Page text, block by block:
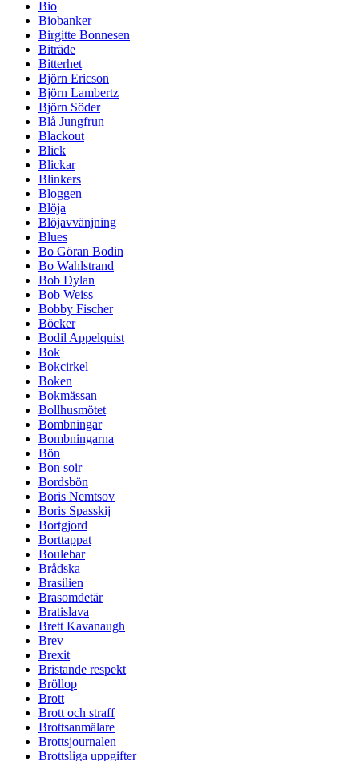
Bio
Biobanker
Birgitte Bonnesen
Biträde
Bitterhet
Björn Ericson
Björn Lambertz
Björn Söder
Blå Jungfrun
Blackout
Blick
Blickar
Blinkers
Bloggen
Blöja
Blöjavvänjning
Blues
Bo Göran Bodin
Bo Wahlstrand
Bob Dylan
Bob Weiss
Bobby Fischer
Böcker
Bodil Appelquist
Bok
Bokcirkel
Boken
Bokmässan
Bollhusmötet
Bombningar
Bombningarna
Bön
Bon soir
Bordsbön
Boris Nemtsov
Boris Spasskij
Bortgjord
Borttappat
Boulebar
Brådska
Brasilien
Brasomdetär
Bratislava
Brett Kavanaugh
Brev
Brexit
Bristande respekt
Bröllop
Brott
Brott och straff
Brottsanmälare
Brottsjournalen
Brottsliga uppgifter